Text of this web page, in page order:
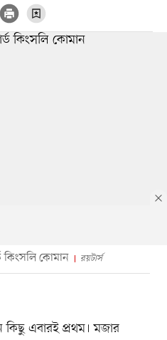
কিংসলি কোমান রয়টার্স
এবারই প্রথম। মজার